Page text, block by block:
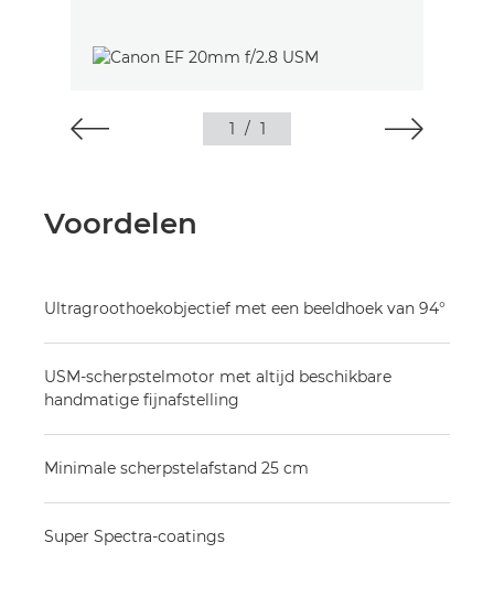
1 / 1
Voordelen
Ultragroothoekobjectief met een beeldhoek van 94°
USM-scherpstelmotor met altijd beschikbare
handmatige fijnafstelling
Minimale scherpstelafstand 25 cm
Super Spectra-coatings